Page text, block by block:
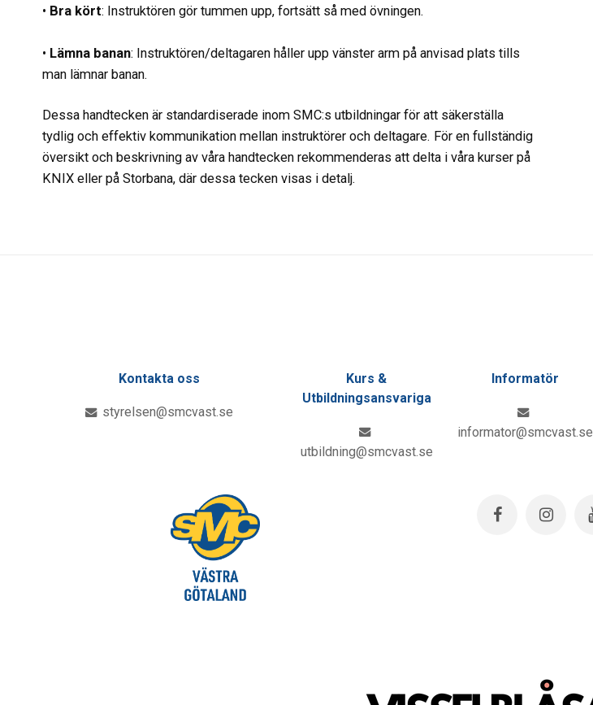
• Bra kört: Instruktören gör tummen upp, fortsätt så med övningen.
• Lämna banan: Instruktören/deltagaren håller upp vänster arm på anvisad plats tills
man lämnar banan.
Dessa handtecken är standardiserade inom SMC:s utbildningar för att säkerställa
tydlig och effektiv kommunikation mellan instruktörer och deltagare. För en fullständig
översikt och beskrivning av våra handtecken rekommenderas att delta i våra kurser på
KNIX eller på Storbana, där dessa tecken visas i detalj.
Kontakta oss
styrelsen@smcvast.se
Kurs &
Utbildningsansvariga
utbildning@smcvast.se
Informatör
informator@smcvast.se